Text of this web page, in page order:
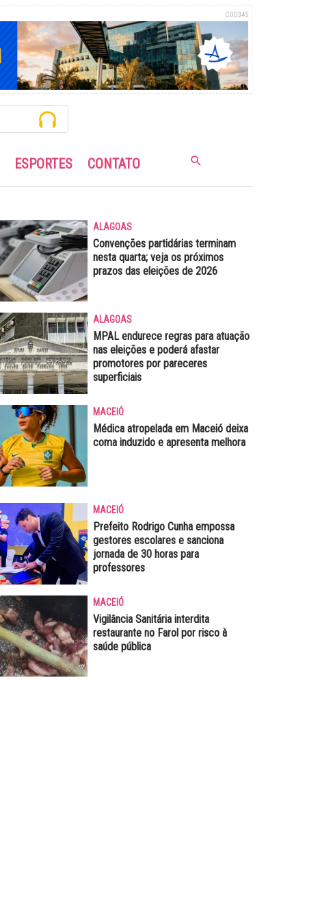
COD345
ESPORTES CONTATO
ALAGOAS
Convenções partidárias terminam
nesta quarta; veja os próximos
prazos das eleições de 2026
ALAGOAS
MPAL endurece regras para atuação
nas eleições e poderá afastar
promotores por pareceres
superficiais
MACEIÓ
Médica atropelada em Maceió deixa
coma induzido e apresenta melhora
MACEIÓ
Prefeito Rodrigo Cunha empossa
gestores escolares e sanciona
jornada de 30 horas para
professores
MACEIÓ
Vigilância Sanitária interdita
restaurante no Farol por risco à
saúde pública